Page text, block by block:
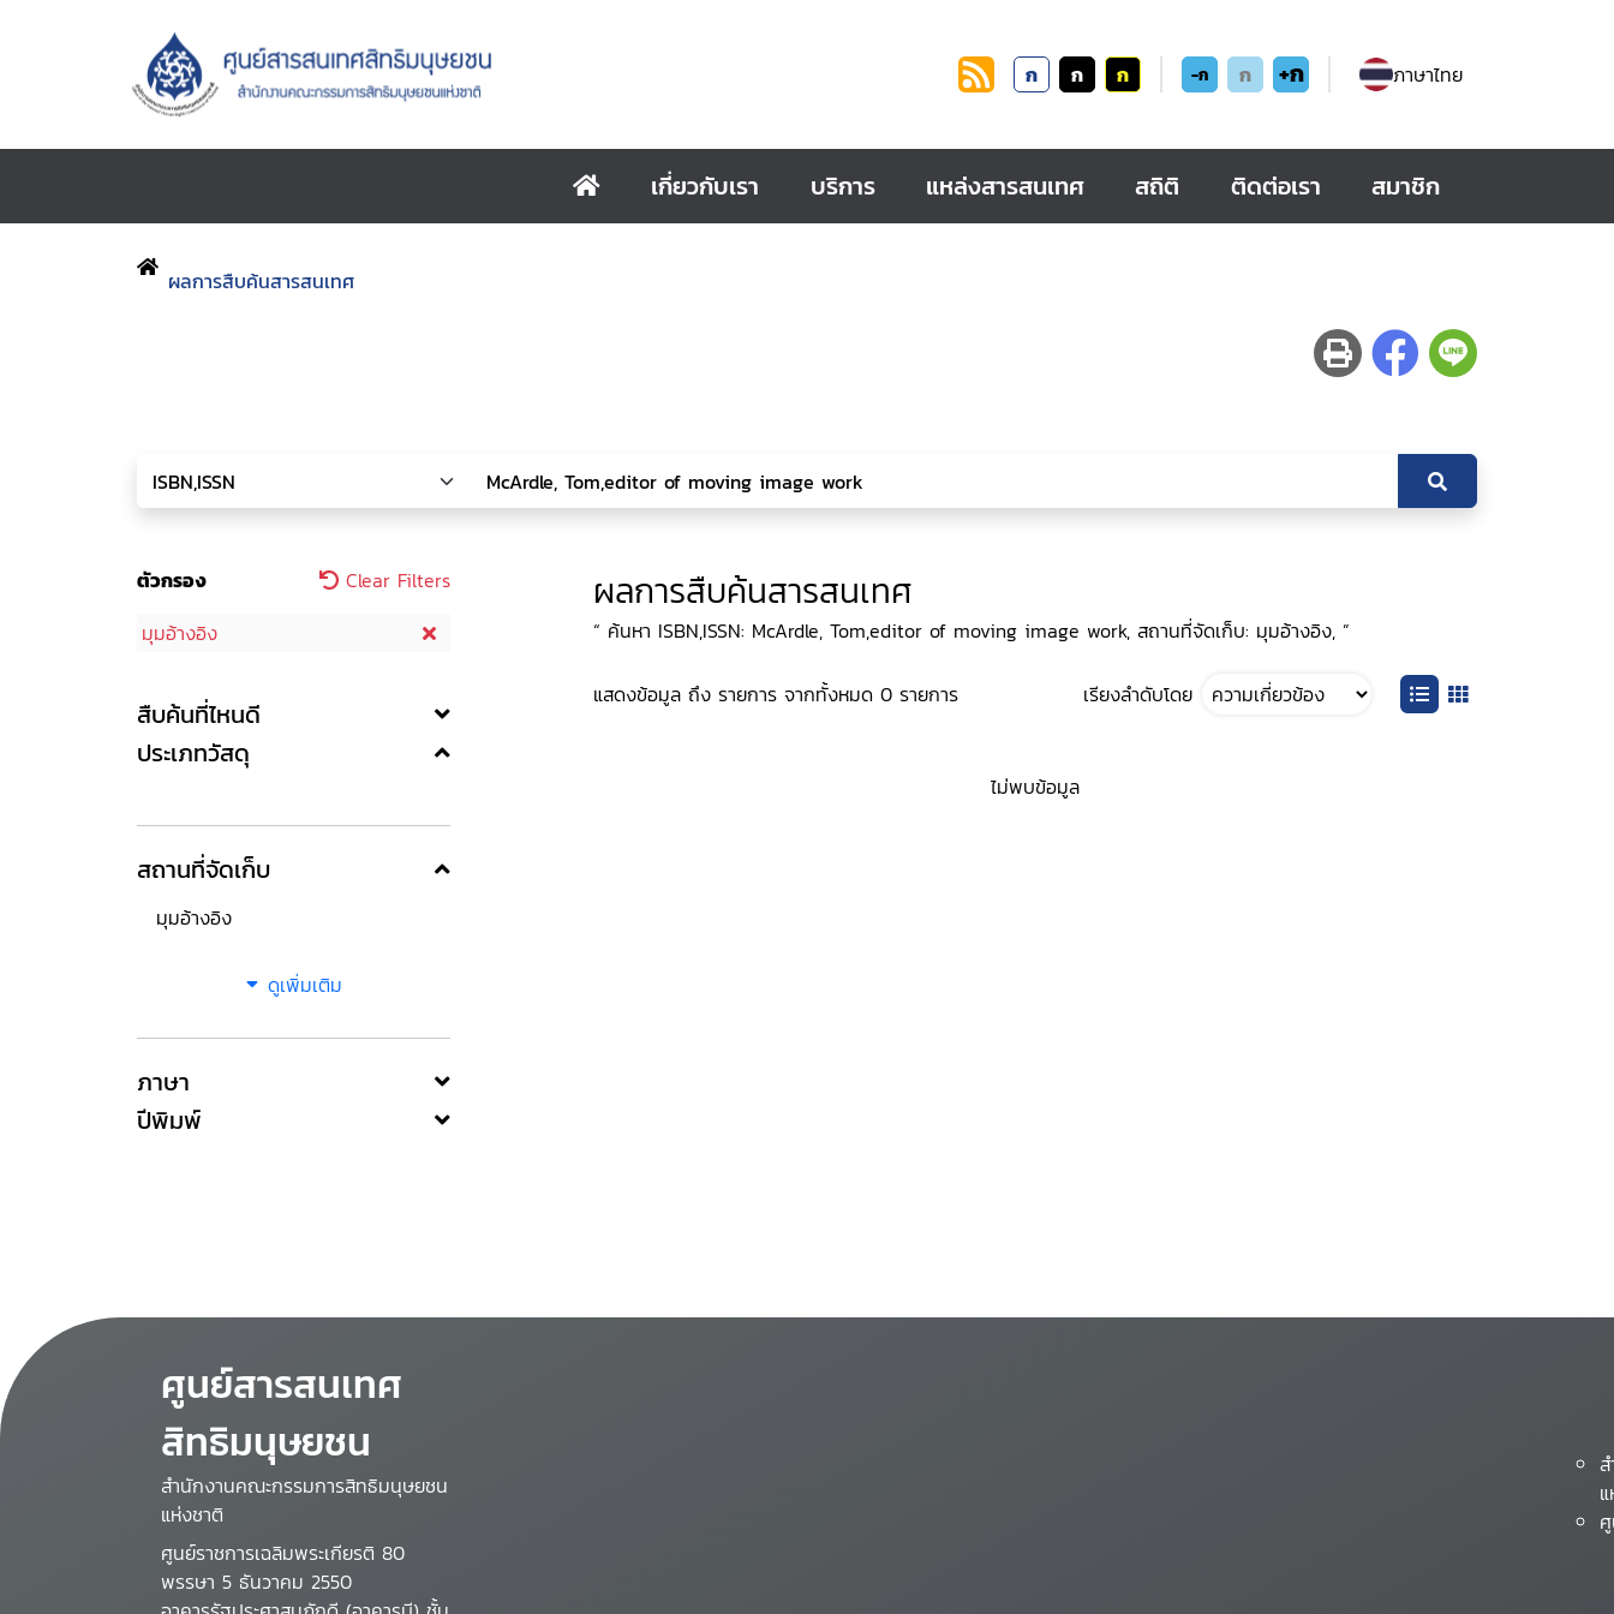
ก ก ก -ก ก +ก ภาษาไทย
เกี่ยวกับเรา บริการ แหล่งสารสนเทศ สถิติ ติดต่อเรา สมาชิก
ผลการสืบค้นสารสนเทศ
ตัวกรอง
Clear Filters
มุมอ้างอิง
สืบค้นที่ไหนดี
ประเภทวัสดุ
สถานที่จัดเก็บ
มุมอ้างอิง
ดูเพิ่มเติม
ภาษา
ปีพิมพ์
ผลการสืบค้นสารสนเทศ
“ ค้นหา ISBN,ISSN: McArdle, Tom,editor of moving image work, สถานที่จัดเก็บ: มุมอ้างอิง, ”
แสดงข้อมูล ถึง รายการ จากทั้งหมด 0 รายการ เรียงลำดับโดย
ไม่พบข้อมูล
ศูนย์สารสนเทศ
สิทธิมนุษยชน
สำนักงานคณะกรรมการสิทธิมนุษยชน
แห่งชาติ
ศูนย์ราชการเฉลิมพระเกียรติ 80
พรรษา 5 ธันวาคม 2550